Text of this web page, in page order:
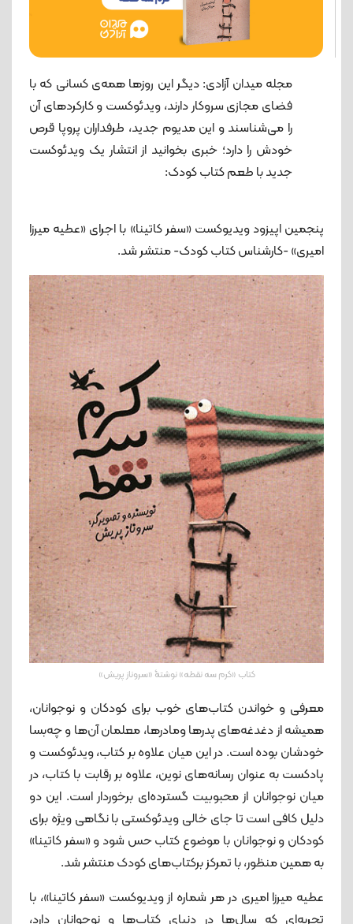
مجله میدان آزادی: دیگر این روزها همه‌ی کسانی که با
فضای مجازی سروکار دارند، ویدئوکست و کارکردهای آن
را می‌شناسند و این مدیوم جدید، طرفداران پروپا قرص
خودش را دارد؛ خبری بخوانید از انتشار یک ویدئوکست
جدید با طعم کتاب کودک:
پنجمین اپیزود ویدیوکست «سفر کاتینا» با اجرای «عطیه میرزا
امیری» -کارشناس کتاب کودک- منتشر شد.
کتاب «کرم سه نقطه» نوشتۀ «سروناز پریش»
معرفی و خواندن کتاب‌های خوب برای کودکان و نوجوانان،
همیشه از دغدغه‌های پدرها ومادرها، معلمان آن‌ها و چه‌بسا
خودشان بوده است. در این میان علاوه بر کتاب، ویدئوکست و
پادکست به عنوان رسانه‌های نوین، علاوه بر رقابت با کتاب، در
میان نوجوانان از محبوبیت گسترده‌ای برخوردار است. این دو
دلیل کافی است تا جای خالی ویدئوکستی با نگاهی ویژه برای
کودکان و نوجوانان با موضوع کتاب حس شود و «سفر کاتینا»
به همین منظور، با تمرکز برکتاب‌های کودک منتشر شد.
عطیه میرزا امیری در هر شماره از ویدیوکست «سفر کاتینا»، با
تجربه‌ای که سال‌ها در دنیای کتاب‌ها و نوجوانان دارد،